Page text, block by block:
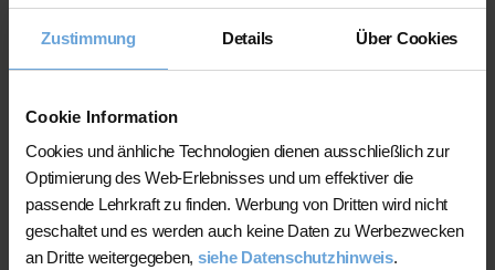
Zustimmung Details Über Cookies
Cookie Information
Cookies und änhliche Technologien dienen ausschließlich zur
Optimierung des Web-Erlebnisses und um effektiver die
passende Lehrkraft zu finden. Werbung von Dritten wird nicht
geschaltet und es werden auch keine Daten zu Werbezwecken
an Dritte weitergegeben, siehe Datenschutzhinweis.
Nachhilfeinstituten und privater
Nachhilfe
Qualifikationsnachweise vor der
Freischaltung geprüft werden.
Nachhilfe-Team.net unterstützt Sie dabei,
möglichst schnell eine zu Ihrem Bedarf